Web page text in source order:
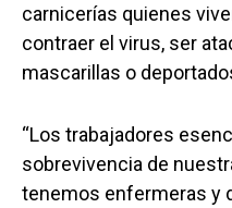
carnicerías quienes
contraer el virus, ser
mascarillas o
“Los trabajadores
sobrevivencia de
tenemos enfermeras y